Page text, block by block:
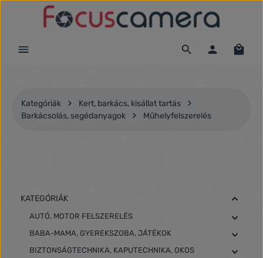
Ugrás a fő tartalomra
Kategóriák
Kert, barkács, kisállat tartás
Barkácsolás, segédanyagok
Műhelyfelszerelés
KATEGÓRIÁK
AUTÓ, MOTOR FELSZERELÉS
BABA-MAMA, GYEREKSZOBA, JÁTÉKOK
BIZTONSÁGTECHNIKA, KAPUTECHNIKA, OKOS